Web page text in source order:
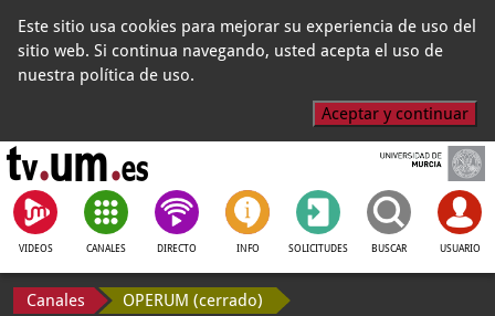
Este sitio usa cookies para mejorar su experiencia de uso del
sitio web. Si continua navegando, usted acepta el uso de
nuestra política de uso.
Aceptar y continuar
VIDEOS CANALES DIRECTO INFO SOLICITUDES BUSCAR USUARIO
Canales OPERUM (cerrado)